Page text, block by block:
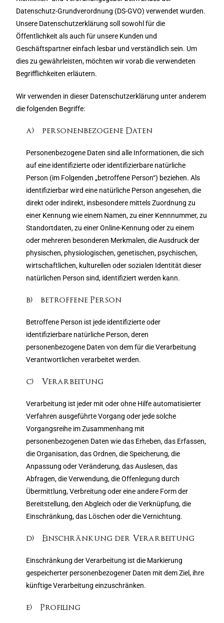
Datenschutz-Grundverordnung (DS-GVO) verwendet wurden.
Unsere Datenschutzerklärung soll sowohl für die
Öffentlichkeit als auch für unsere Kunden und
Geschäftspartner einfach lesbar und verständlich sein. Um
dies zu gewährleisten, möchten wir vorab die verwendeten
Begrifflichkeiten erläutern.
Wir verwenden in dieser Datenschutzerklärung unter anderem
die folgenden Begriffe:
a) personenbezogene Daten
Personenbezogene Daten sind alle Informationen, die sich
auf eine identifizierte oder identifizierbare natürliche
Person (im Folgenden „betroffene Person“) beziehen. Als
identifizierbar wird eine natürliche Person angesehen, die
direkt oder indirekt, insbesondere mittels Zuordnung zu
einer Kennung wie einem Namen, zu einer Kennnummer, zu
Standortdaten, zu einer Online-Kennung oder zu einem
oder mehreren besonderen Merkmalen, die Ausdruck der
physischen, physiologischen, genetischen, psychischen,
wirtschaftlichen, kulturellen oder sozialen Identität dieser
natürlichen Person sind, identifiziert werden kann.
b) betroffene Person
Betroffene Person ist jede identifizierte oder
identifizierbare natürliche Person, deren
personenbezogene Daten von dem für die Verarbeitung
Verantwortlichen verarbeitet werden.
c) Verarbeitung
Verarbeitung ist jeder mit oder ohne Hilfe automatisierter
Verfahren ausgeführte Vorgang oder jede solche
Vorgangsreihe im Zusammenhang mit
personenbezogenen Daten wie das Erheben, das Erfassen,
die Organisation, das Ordnen, die Speicherung, die
Anpassung oder Veränderung, das Auslesen, das
Abfragen, die Verwendung, die Offenlegung durch
Übermittlung, Verbreitung oder eine andere Form der
Bereitstellung, den Abgleich oder die Verknüpfung, die
Einschränkung, das Löschen oder die Vernichtung.
d) Einschränkung der Verarbeitung
Einschränkung der Verarbeitung ist die Markierung
gespeicherter personenbezogener Daten mit dem Ziel, ihre
künftige Verarbeitung einzuschränken.
e) Profiling